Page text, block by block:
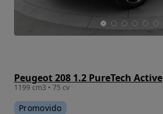
Peugeot 208 1.2 PureTech Active
1199 cm3 • 75 cv
Promovido